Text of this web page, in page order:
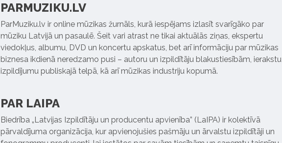
PARMUZIKU.LV
ParMuziku.lv ir online mūzikas žurnāls, kurā iespējams izlasīt svarīgāko par
mūziku Latvijā un pasaulē. Šeit vari atrast ne tikai aktuālās ziņas, ekspertu
viedokļus, albumu, DVD un koncertu apskatus, bet arī informāciju par mūzikas
biznesa ikdienā neredzamo pusi – autoru un izpildītāju blakustiesībām, ierakstu
izpildījumu publiskajā telpā, kā arī mūzikas industriju kopumā.
PAR LAIPA
Biedrība „Latvijas Izpildītāju un producentu apvienība” (LaIPA) ir kolektīvā
pārvaldījuma organizācija, kur apvienojušies pašmāju un ārvalstu izpildītāji un